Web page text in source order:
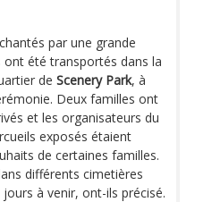
par une grande
été transportés dans la
de Scenery Park, à
Deux familles ont
et les organisateurs du
exposés étaient
de certaines familles.
différents cimetières
à venir, ont-ils précisé.